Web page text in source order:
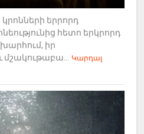
երրորդ
հետո երկրորդ
իր
Կարդալ